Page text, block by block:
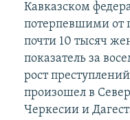
Кавказском
потерпевшими от
почти 10 тысяч
показатель за
рост
произошел в
Черкесии и